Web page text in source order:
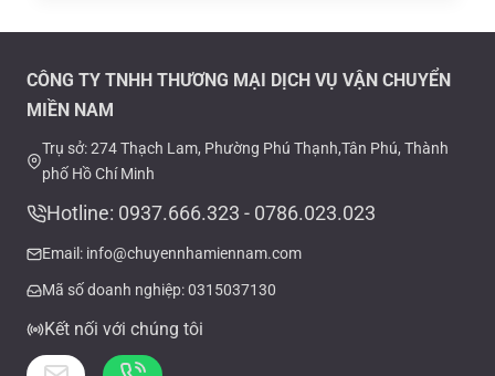
CÔNG TY TNHH THƯƠNG MẠI DỊCH VỤ VẬN CHUYỂN
MIỀN NAM
Trụ sở: 274 Thạch Lam, Phường Phú Thạnh,Tân Phú, Thành
phố Hồ Chí Minh
Hotline: 0937.666.323 - 0786.023.023
Email: info@chuyennhamiennam.com
Mã số doanh nghiệp: 0315037130
Kết nối với chúng tôi